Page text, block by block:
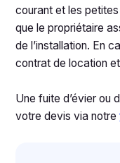
courant et les
que le propriétaire
de l’installation. En
contrat de location
Une fuite d’évier ou
votre devis via notre